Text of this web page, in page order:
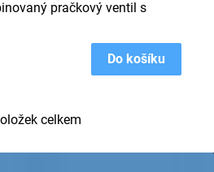
Do košíku
pračkový ventil s
O
l
celkem